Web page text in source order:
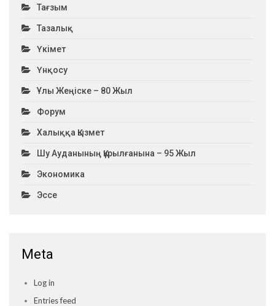
Тағзым
Тазалық
Үкімет
Үнқосу
Ұлы Жеңіске – 80 Жыл
Форум
Халыққа Қызмет
Шу Ауданының Құрылғанына – 95 Жыл
Экономика
Эссе
Meta
Log in
Entries feed